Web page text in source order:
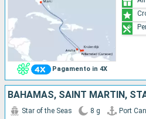
Pagamento in 4X
BAHAMAS, SAINT MARTIN,
Star of the Seas 8 g Port